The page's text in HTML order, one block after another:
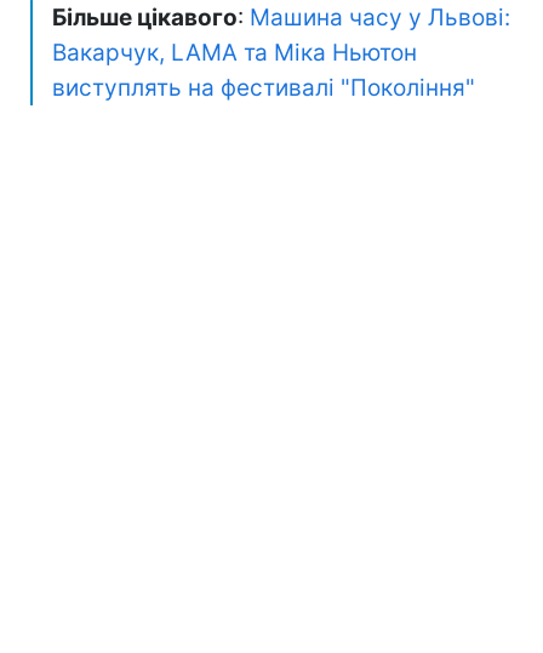
Більше цікавого: Машина часу у Львові:
Вакарчук, LAMA та Міка Ньютон
виступлять на фестивалі "Покоління"